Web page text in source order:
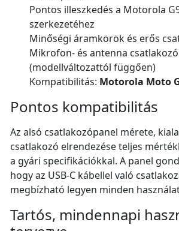
Pontos illeszkedés a Motorola
szerkezetéhez
Minőségi áramkörök és erős
Mikrofon- és antenna
(modellváltozattól függően)
Kompatibilitás: Motorola Moto
Pontos kompatibilitás
Az alsó csatlakozópanel mérete,
csatlakozó elrendezése teljes
a gyári specifikációkkal. A panel
hogy az USB-C kábellel való
megbízható legyen minden
Tartós, mindennapi